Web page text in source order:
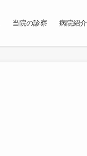
当院の診察 病院紹介